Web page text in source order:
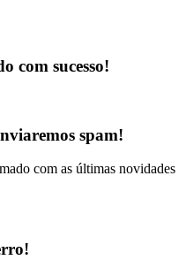
com sucesso!
spam!
com as últimas novidades